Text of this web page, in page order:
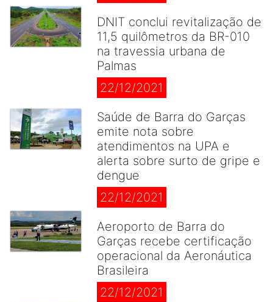
DNIT conclui revitalização de
11,5 quilômetros da BR-010
na travessia urbana de
Palmas
22/12/2021
Saúde de Barra do Garças
emite nota sobre
atendimentos na UPA e
alerta sobre surto de gripe e
dengue
22/12/2021
Aeroporto de Barra do
Garças recebe certificação
operacional da Aeronáutica
Brasileira
22/12/2021